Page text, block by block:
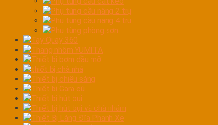
Phụ tùng cầu nâng 2 trụ
Phụ tùng cầu nâng 4 trụ
Phụ tùng phòng sơn
Tay Quay 360
Thang nhôm YUMITA
Thiết bị bơm dầu mỡ
thiết bị chà nhá
Thiết bị chiếu sáng
Thiết bị Gara cũ
Thiết bị hút bụi
Thiết bị hút bụi và chà nhám
Thiết Bị Láng Đĩa Phanh Xe